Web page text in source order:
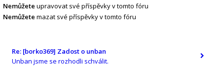
Nemůžete upravovat své příspěvky v tomto fóru
Nemůžete mazat své příspěvky v tomto fóru
Re: [borko369] Zadost o unban
Unban jsme se rozhodli schválit.